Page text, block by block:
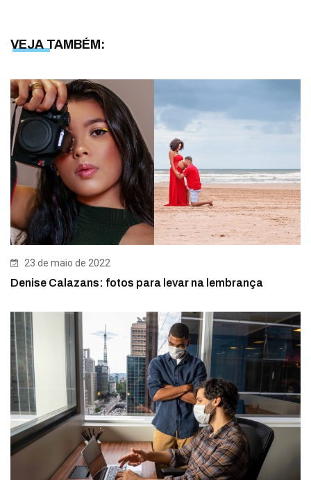
VEJA TAMBÉM:
23 de maio de 2022
Denise Calazans: fotos para levar na lembrança